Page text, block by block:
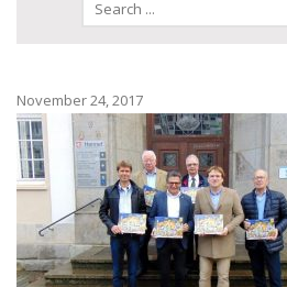
November 24, 2017